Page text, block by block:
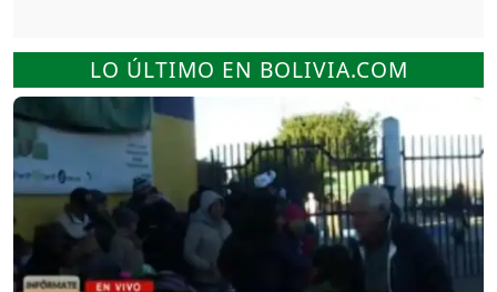
LO ÚLTIMO EN BOLIVIA.COM